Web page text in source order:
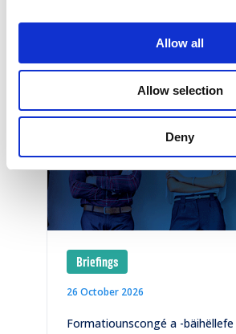
Allow all
Allow selection
Deny
Other events
Briefings
26 October 2026
Formatiounscongé a -